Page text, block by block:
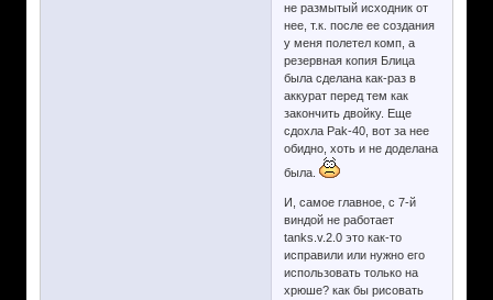
не размытый исходник от
нее, т.к. после ее создания
у меня полетел комп, а
резервная копия Блица
была сделана как-раз в
аккурат перед тем как
закончить двойку. Еще
сдохла Pak-40, вот за нее
обидно, хоть и не доделана
была.
И, самое главное, с 7-й
виндой не работает
tanks.v.2.0 это как-то
исправили или нужно его
использовать только на
хрюше? как бы рисовать